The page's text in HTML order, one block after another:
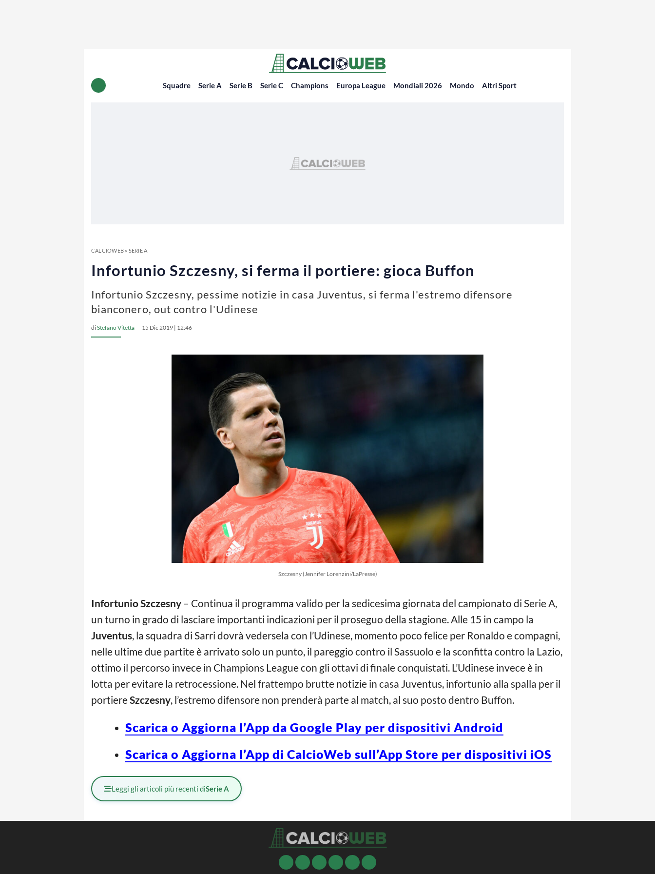
Squadre Serie A Serie B Serie C Champions Europa League Mondiali 2026 Mondo Altri Sport
CALCIOWEB» SERIE A
Infortunio Szczesny, si ferma il portiere: gioca Buffon
Infortunio Szczesny, pessime notizie in casa Juventus, si ferma l'estremo difensore
bianconero, out contro l'Udinese
diStefano Vitetta 15 Dic 2019 | 12:46
Szczesny (Jennifer Lorenzini/LaPresse)
Infortunio Szczesny – Continua il programma valido per la sedicesima giornata del campionato di Serie A,
un turno in grado di lasciare importanti indicazioni per il proseguo della stagione. Alle 15 in campo la
Juventus, la squadra di Sarri dovrà vedersela con l’Udinese, momento poco felice per Ronaldo e compagni,
nelle ultime due partite è arrivato solo un punto, il pareggio contro il Sassuolo e la sconfitta contro la Lazio,
ottimo il percorso invece in Champions League con gli ottavi di finale conquistati. L’Udinese invece è in
lotta per evitare la retrocessione. Nel frattempo brutte notizie in casa Juventus, infortunio alla spalla per il
portiereSzczesny, l’estremo difensore non prenderà parte al match, al suo posto dentro Buffon.
Scarica o Aggiorna l’App da Google Play per dispositivi Android
Scarica o Aggiorna l’App di CalcioWeb sull’App Store per dispositivi iOS
Leggi gli articoli più recenti diSerie A